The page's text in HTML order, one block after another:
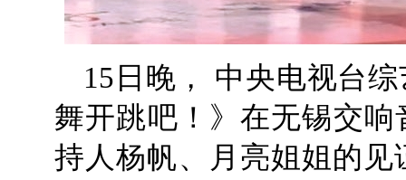
15日晚， 中央电视台
舞开跳吧！》在无锡交
持人杨帆、月亮姐姐的